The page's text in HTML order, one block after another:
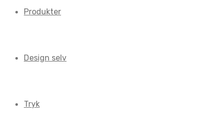
Produkter
Design selv
Tryk